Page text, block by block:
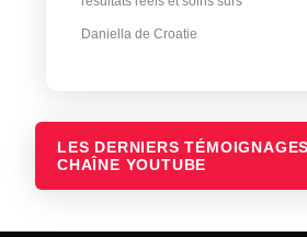
Daniella de Croatie
LES DERNIERS
CHAÎNE YOUTUBE